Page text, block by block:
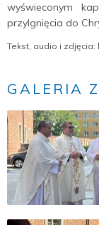
wyświeconym
przylgnięcia do
Tekst, audio i zdjęcia:
GALERIA